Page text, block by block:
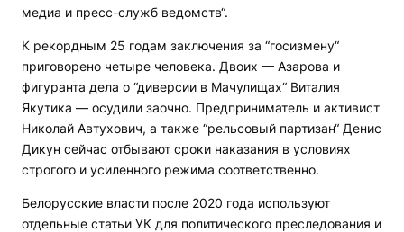
медиа и пресс-служб ведомств“.
К рекордным 25 годам заключения за “госизмену“
приговорено четыре человека. Двоих — Азарова и
фигуранта дела о “диверсии в Мачулищах“ Виталия
Якутика — осудили заочно. Предприниматель и активист
Николай Автухович, а также “рельсовый партизан“ Денис
Дикун сейчас отбывают сроки наказания в условиях
строгого и усиленного режима соответственно.
Белорусские власти после 2020 года используют
отдельные статьи УК для политического преследования и